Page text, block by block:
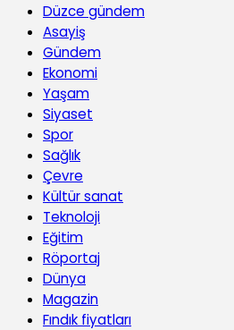
Düzce gündem
Asayiş
Gündem
Ekonomi
Yaşam
Siyaset
Spor
Sağlık
Çevre
Kültür sanat
Teknoloji
Eğitim
Röportaj
Dünya
Magazin
Fındık fiyatları